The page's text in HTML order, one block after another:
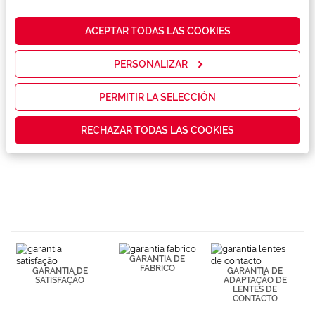
cómo mejorar
servicios y
las
que realmente
contenidos
personalizados
de páginas
visitadas).
Puedes
consultar más
ACEPTAR TODAS LAS COOKIES
PERSONALIZAR
PERMITIR LA SELECCIÓN
RECHAZAR TODAS LAS COOKIES
Marca
Conselhos
Serviços exclusivos
GARANTIA DE
SATISFAÇÃO
GARANTIA DE
FABRICO
GARANTIA DE
ADAPTAÇÃO DE
LENTES DE
CONTACTO